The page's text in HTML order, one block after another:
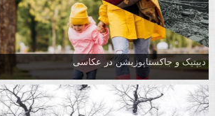
دیپتیک و جاکستا‌پوزیشن در عکاسی